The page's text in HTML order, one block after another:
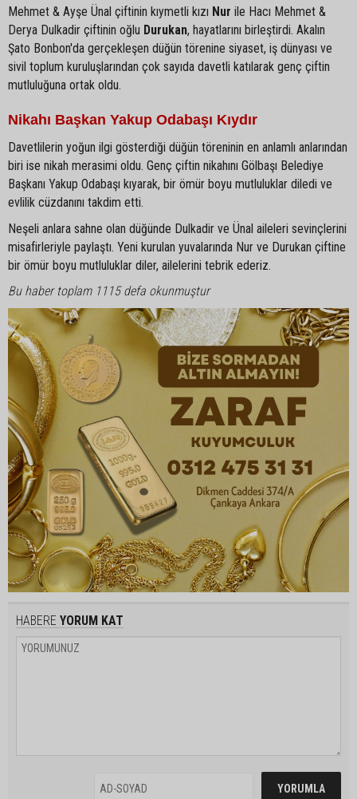
Mehmet & Ayşe Ünal çiftinin kıymetli kızı Nur ile Hacı Mehmet &
Derya Dulkadir çiftinin oğlu Durukan, hayatlarını birleştirdi. Akalın
Şato Bonbon'da gerçekleşen düğün törenine siyaset, iş dünyası ve
sivil toplum kuruluşlarından çok sayıda davetli katılarak genç çiftin
mutluluğuna ortak oldu.
Nikahı Başkan Yakup Odabaşı Kıydır
Davetlilerin yoğun ilgi gösterdiği düğün töreninin en anlamlı anlarından
biri ise nikah merasimi oldu. Genç çiftin nikahını Gölbaşı Belediye
Başkanı Yakup Odabaşı kıyarak, bir ömür boyu mutluluklar diledi ve
evlilik cüzdanını takdim etti.
Neşeli anlara sahne olan düğünde Dulkadir ve Ünal aileleri sevinçlerini
misafirleriyle paylaştı. Yeni kurulan yuvalarında Nur ve Durukan çiftine
bir ömür boyu mutluluklar diler, ailelerini tebrik ederiz.
Bu haber toplam 1115 defa okunmuştur
HABERE YORUM KAT